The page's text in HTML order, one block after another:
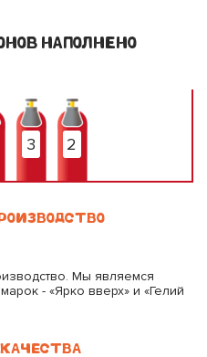
НАПОЛНЕНО
3 2
Мы являемся
- «Ярко вверх» и «Гелий